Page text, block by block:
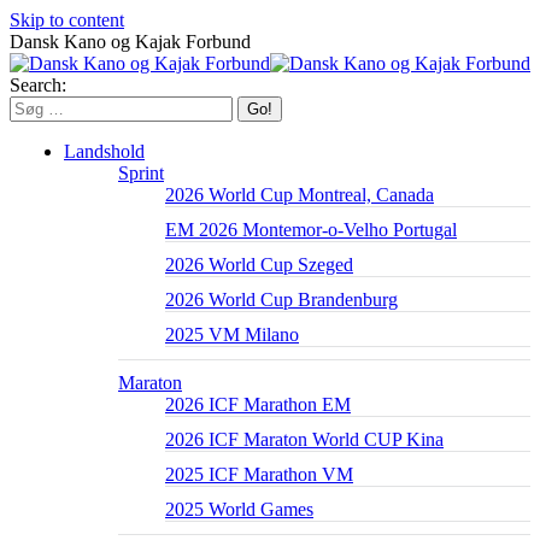
Skip to content
Dansk Kano og Kajak Forbund
Search:
Landshold
Sprint
2026 World Cup Montreal, Canada
EM 2026 Montemor-o-Velho Portugal
2026 World Cup Szeged
2026 World Cup Brandenburg
2025 VM Milano
Maraton
2026 ICF Marathon EM
2026 ICF Maraton World CUP Kina
2025 ICF Marathon VM
2025 World Games